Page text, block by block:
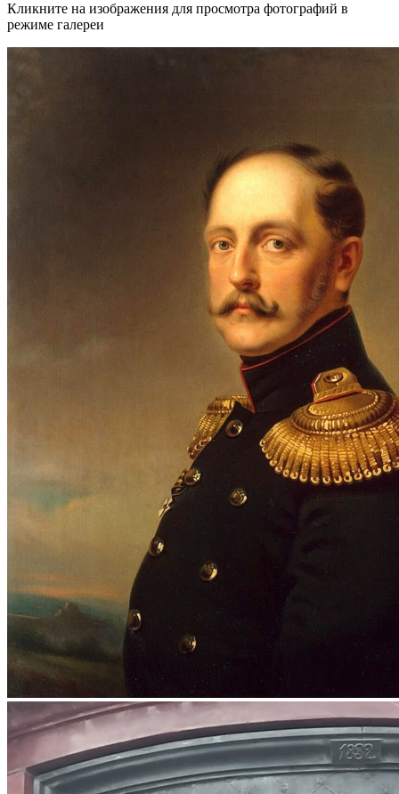
Кликните на изображения для просмотра фотографий в
режиме галереи